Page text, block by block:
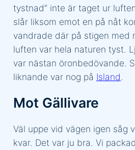
tystnad” inte är taget ur
slår liksom emot en på nåt
vandrade där på stigen med
luften var hela naturen tyst.
var nästan öronbedövande.
liknande var nog på Island.
Mot Gällivare
Väl uppe vid vägen igen såg
kvar. Det var ju bra. Vi